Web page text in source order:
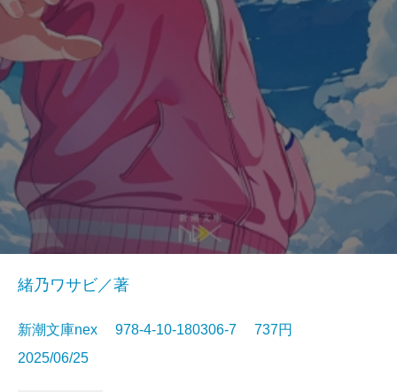
緒乃ワサビ／著
新潮文庫nex 978-4-10-180306-7 737円
2025/06/25